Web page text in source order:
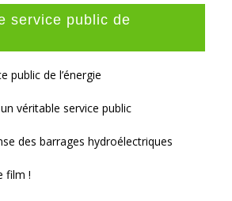
service public de
public de l’énergie
véritable service public
des barrages hydroélectriques
film !